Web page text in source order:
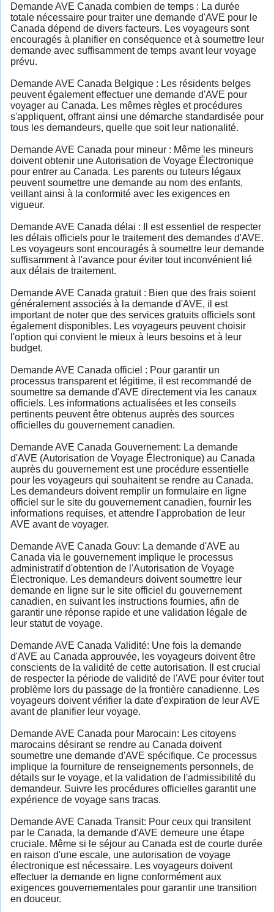
Demande AVE Canada combien de temps : La durée
totale nécessaire pour traiter une demande d'AVE pour le
Canada dépend de divers facteurs. Les voyageurs sont
encouragés à planifier en conséquence et à soumettre leur
demande avec suffisamment de temps avant leur voyage
prévu.
Demande AVE Canada Belgique : Les résidents belges
peuvent également effectuer une demande d'AVE pour
voyager au Canada. Les mêmes règles et procédures
s'appliquent, offrant ainsi une démarche standardisée pour
tous les demandeurs, quelle que soit leur nationalité.
Demande AVE Canada pour mineur : Même les mineurs
doivent obtenir une Autorisation de Voyage Électronique
pour entrer au Canada. Les parents ou tuteurs légaux
peuvent soumettre une demande au nom des enfants,
veillant ainsi à la conformité avec les exigences en
vigueur.
Demande AVE Canada délai : Il est essentiel de respecter
les délais officiels pour le traitement des demandes d'AVE.
Les voyageurs sont encouragés à soumettre leur demande
suffisamment à l'avance pour éviter tout inconvénient lié
aux délais de traitement.
Demande AVE Canada gratuit : Bien que des frais soient
généralement associés à la demande d'AVE, il est
important de noter que des services gratuits officiels sont
également disponibles. Les voyageurs peuvent choisir
l'option qui convient le mieux à leurs besoins et à leur
budget.
Demande AVE Canada officiel : Pour garantir un
processus transparent et légitime, il est recommandé de
soumettre sa demande d'AVE directement via les canaux
officiels. Les informations actualisées et les conseils
pertinents peuvent être obtenus auprès des sources
officielles du gouvernement canadien.
Demande AVE Canada Gouvernement: La demande
d'AVE (Autorisation de Voyage Électronique) au Canada
auprès du gouvernement est une procédure essentielle
pour les voyageurs qui souhaitent se rendre au Canada.
Les demandeurs doivent remplir un formulaire en ligne
officiel sur le site du gouvernement canadien, fournir les
informations requises, et attendre l'approbation de leur
AVE avant de voyager.
Demande AVE Canada Gouv: La demande d'AVE au
Canada via le gouvernement implique le processus
administratif d'obtention de l'Autorisation de Voyage
Électronique. Les demandeurs doivent soumettre leur
demande en ligne sur le site officiel du gouvernement
canadien, en suivant les instructions fournies, afin de
garantir une réponse rapide et une validation légale de
leur statut de voyage.
Demande AVE Canada Validité: Une fois la demande
d'AVE au Canada approuvée, les voyageurs doivent être
conscients de la validité de cette autorisation. Il est crucial
de respecter la période de validité de l'AVE pour éviter tout
problème lors du passage de la frontière canadienne. Les
voyageurs doivent vérifier la date d'expiration de leur AVE
avant de planifier leur voyage.
Demande AVE Canada pour Marocain: Les citoyens
marocains désirant se rendre au Canada doivent
soumettre une demande d'AVE spécifique. Ce processus
implique la fourniture de renseignements personnels, de
détails sur le voyage, et la validation de l'admissibilité du
demandeur. Suivre les procédures officielles garantit une
expérience de voyage sans tracas.
Demande AVE Canada Transit: Pour ceux qui transitent
par le Canada, la demande d'AVE demeure une étape
cruciale. Même si le séjour au Canada est de courte durée
en raison d'une escale, une autorisation de voyage
électronique est nécessaire. Les voyageurs doivent
effectuer la demande en ligne conformément aux
exigences gouvernementales pour garantir une transition
en douceur.